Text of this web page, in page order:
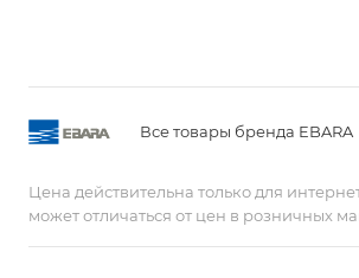
Все товары бренда EBARA
Цена действительна только для
может отличаться от цен в розничных